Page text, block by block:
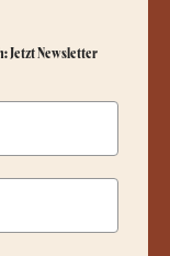
Jetzt Newsletter